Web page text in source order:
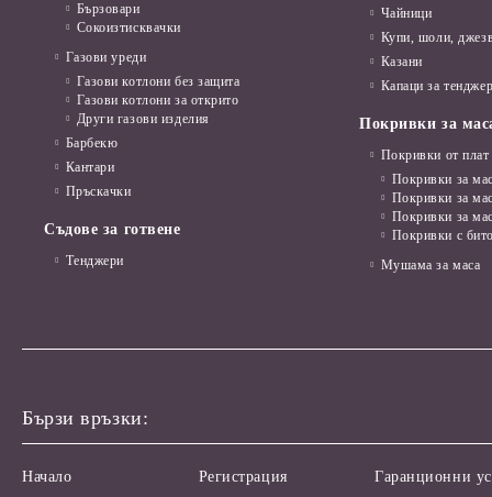
Бързовари
Сокоизтисквачки
Газови уреди
Газови котлони без защита
Газови котлони за открито
Други газови изделия
Барбекю
Кантари
Пръскачки
Съдове за готвене
Тенджери
Чайници
Купи, шоли,
Казани
Капаци за
Покривки за
Покривки от плат
Покривки за
Покривки за
Покривки за
Покривки с
Мушама за маса
Бързи връзки:
Начало Регистрация Гаранционни